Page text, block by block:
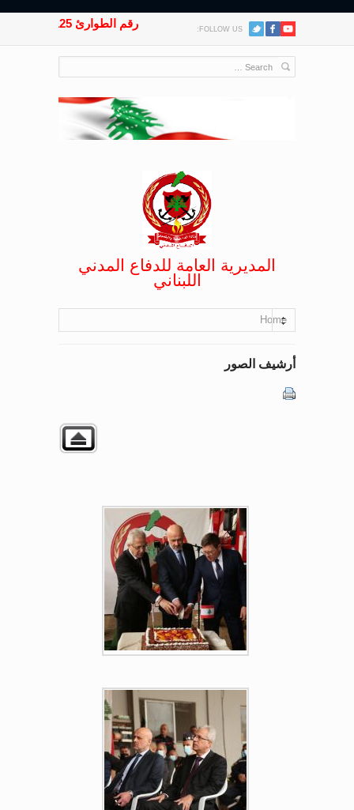
FOLLOW US: رقم الطوارئ 125
المديرية العامة للدفاع المدني
اللبناني
Home
أرشيف الصور